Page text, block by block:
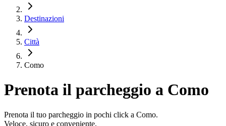
Destinazioni
Città
Como
Prenota il parcheggio a Como
Prenota il tuo parcheggio in pochi click a Como.
Veloce, sicuro e conveniente.